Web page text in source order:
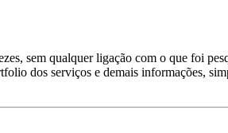
sem qualquer ligação com o que foi
dos serviços e demais informações,